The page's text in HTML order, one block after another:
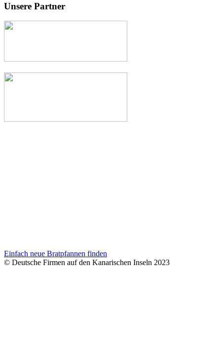
Unsere Partner
Einfach neue Bratpfannen finden
© Deutsche Firmen auf den Kanarischen Inseln 2023